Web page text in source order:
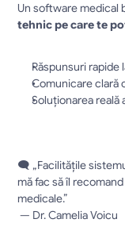
Un software medical
tehnic pe care te
Răspunsuri rapide
Comunicare clară
Soluționarea reală
🗨️ „Facilitățile
mă fac să îl
medicale.”
— Dr. Camelia Voicu